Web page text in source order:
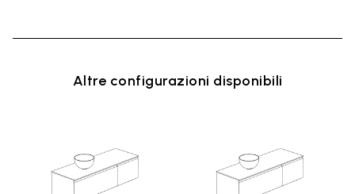
Altre configurazioni disponibili